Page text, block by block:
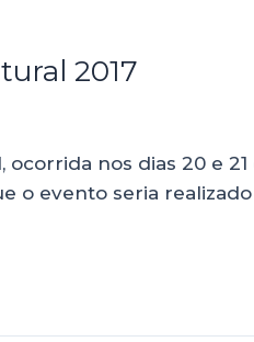
2017
nos dias 20 e
o evento seria